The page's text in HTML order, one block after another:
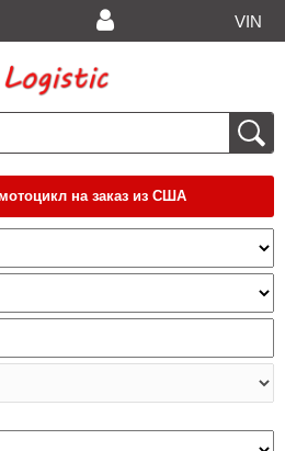
VIN
на заказ из США